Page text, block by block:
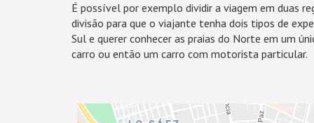
É possível por exemplo dividir a viagem em duas
divisão para que o viajante tenha dois tipos de
Sul e querer conhecer as praias do Norte em um
carro ou então um carro com motorista particular.